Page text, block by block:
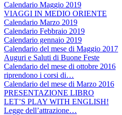
Calendario Maggio 2019
VIAGGI IN MEDIO ORIENTE
Calendario Marzo 2019
Calendario Febbraio 2019
Calendario gennaio 2019
Calendario del mese di Maggio 2017
Auguri e Saluti di Buone Feste
Calendario del mese di ottobre 2016
riprendono i corsi di…
Calendario del mese di Marzo 2016
PRESENTAZIONE LIBRO
LET’S PLAY WITH ENGLISH!
Legge dell’attrazione…